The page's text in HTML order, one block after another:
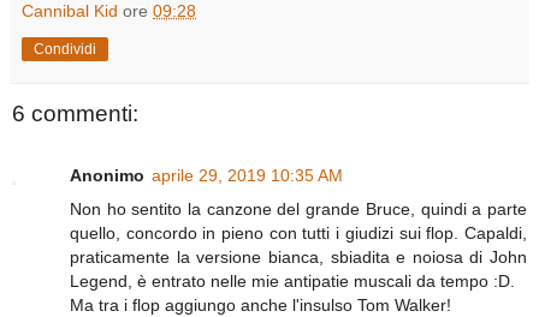
Cannibal Kid ore 09:28
Condividi
6 commenti:
Anonimo aprile 29, 2019 10:35 AM
Non ho sentito la canzone del grande Bruce, quindi a parte
quello, concordo in pieno con tutti i giudizi sui flop. Capaldi,
praticamente la versione bianca, sbiadita e noiosa di John
Legend, è entrato nelle mie antipatie muscali da tempo :D.
Ma tra i flop aggiungo anche l'insulso Tom Walker!